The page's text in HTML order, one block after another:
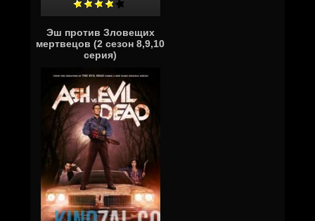
Эш против Зловещих
мертвецов (2 сезон 8,9,10
серия)